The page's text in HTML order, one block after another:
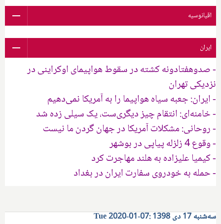
اقیانوسیه
ایران
- صدوهفتادونه کشته در سقوط هواپیمای اوکراینی در
نزدیکی تهران
- ایران: جعبه سیاه هواپیما را به آمریکا نمی‌دهیم
- خامنه‌ای: انتقام چیز دیگری‌ست، یک سیلی زده شد
- روحانی: مشکلات آمریکا در جهان گردن ما نیست
- وقوع 4 زلزله پیاپی در بوشهر
- کیمیا علیزاده به هلند مهاجرت کرد
- حمله به خودروی سفارت ایران در بغداد
سه‌شنبه 17 دی 1398 :07-01-2020 Tue